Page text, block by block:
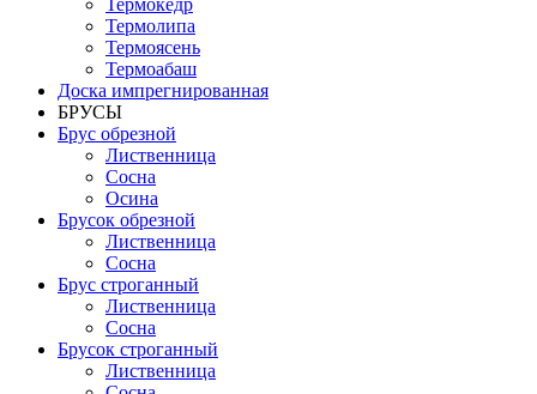
Термокедр
Термолипа
Термоясень
Термоабаш
Доска импрегнированная
БРУСЫ
Брус обрезной
Лиственница
Сосна
Осина
Брусок обрезной
Лиственница
Сосна
Брус строганный
Лиственница
Сосна
Брусок строганный
Лиственница